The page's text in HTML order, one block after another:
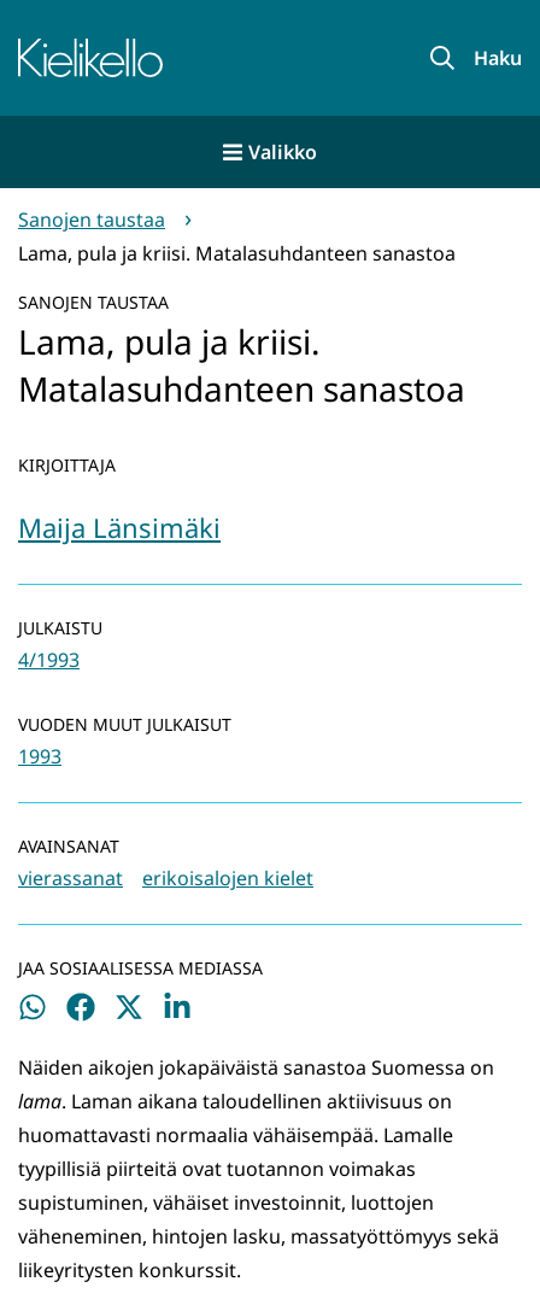
sisältöön
Etusivu Haku
Valikko
Sanojen taustaa
Lama, pula ja kriisi. Matalasuhdanteen sanastoa
SANOJEN TAUSTAA
Lama, pula ja kriisi.
Matalasuhdanteen sanastoa
KIRJOITTAJA
Maija Länsimäki
JULKAISTU
4/1993
VUODEN MUUT JULKAISUT
1993
AVAINSANAT
vierassanat erikoisalojen kielet
JAA SOSIAALISESSA MEDIASSA
Jaa
Jaa
Jaa
Jaa
Näiden aikojen jokapäiväistä sanastoa Suomessa on
lama. Laman aikana taloudellinen aktiivisuus on
huomattavasti normaalia vähäisempää. Lamalle
tyypillisiä piirteitä ovat tuotannon voimakas
supistuminen, vähäiset investoinnit, luottojen
väheneminen, hintojen lasku, massatyöttömyys sekä
liikeyritysten konkurssit.